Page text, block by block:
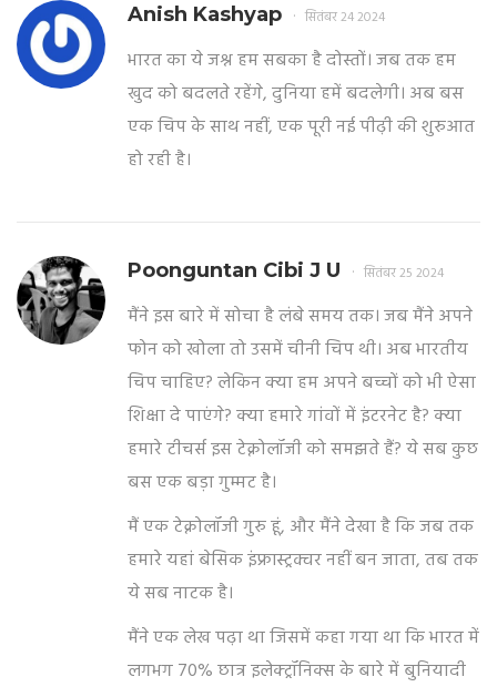
Anish Kashyap सितंबर 24 2024
भारत का ये जश्न हम सबका है दोस्तों। जब तक हम
खुद को बदलते रहेंगे, दुनिया हमें बदलेगी। अब बस
एक चिप के साथ नहीं, एक पूरी नई पीढ़ी की शुरुआत
हो रही है।
Poonguntan Cibi J U सितंबर 25 2024
मैंने इस बारे में सोचा है लंबे समय तक। जब मैंने अपने
फोन को खोला तो उसमें चीनी चिप थी। अब भारतीय
चिप चाहिए? लेकिन क्या हम अपने बच्चों को भी ऐसा
शिक्षा दे पाएंगे? क्या हमारे गांवों में इंटरनेट है? क्या
हमारे टीचर्स इस टेक्नोलॉजी को समझते हैं? ये सब कुछ
बस एक बड़ा गुम्मट है।
मैं एक टेक्नोलॉजी गुरु हूं, और मैंने देखा है कि जब तक
हमारे यहां बेसिक इंफ्रास्ट्रक्चर नहीं बन जाता, तब तक
ये सब नाटक है।
मैंने एक लेख पढ़ा था जिसमें कहा गया था कि भारत में
लगभग 70% छात्र इलेक्ट्रॉनिक्स के बारे में बुनियादी